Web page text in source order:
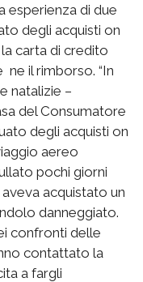
esperienza di due
degli acquisti on
carta di credito
il rimborso. “In
natalizie –
del Consumatore
degli acquisti on
aereo
pochi giorni
acquistato un
danneggiato.
confronti delle
contattato la
a fargli